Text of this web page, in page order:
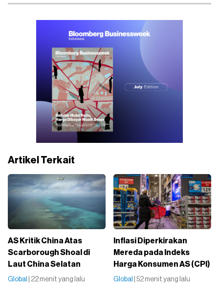
Artikel Terkait
AS Kritik China Atas
Scarborough Shoal di
Laut China Selatan
Global | 22 menit yang lalu
Inflasi Diperkirakan
Mereda pada Indeks
Harga Konsumen AS (CPI)
Global | 52 menit yang lalu